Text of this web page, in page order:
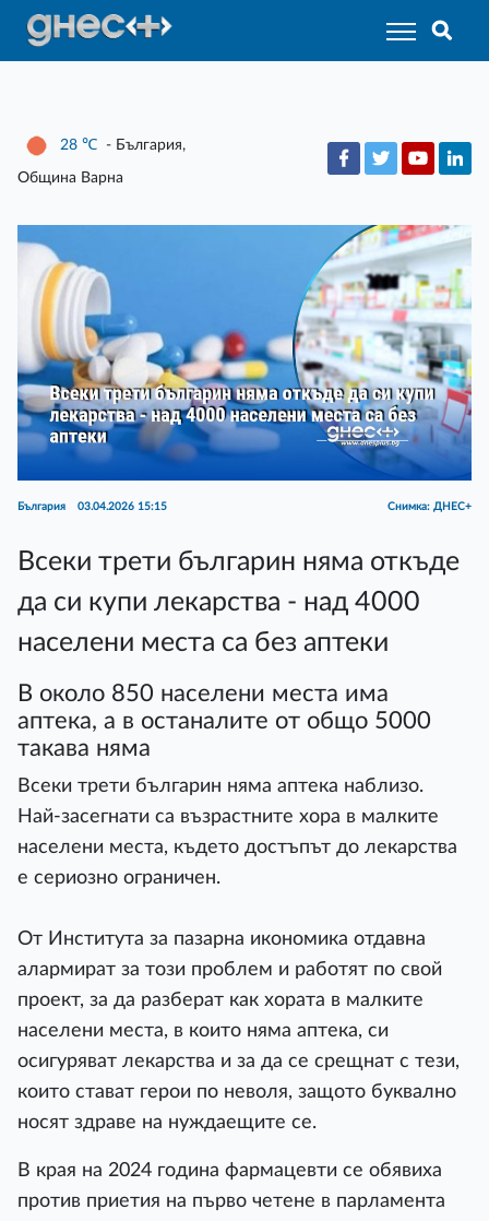
28 ℃ - България,
Община Варна
България 03.04.2026 15:15 Снимка: ДНЕС+
Всеки трети българин няма откъде
да си купи лекарства - над 4000
населени места са без аптеки
В около 850 населени места има
аптека, а в останалите от общо 5000
такава няма
Всеки трети българин няма аптека наблизо.
Най-засегнати са възрастните хора в малките
населени места, където достъпът до лекарства
е сериозно ограничен.
От Института за пазарна икономика отдавна
алармират за този проблем и работят по свой
проект, за да разберат как хората в малките
населени места, в които няма аптека, си
осигуряват лекарства и за да се срещнат с тези,
които стават герои по неволя, защото буквално
носят здраве на нуждаещите се.
В края на 2024 година фармацевти се обявиха
против приетия на първо четене в парламента